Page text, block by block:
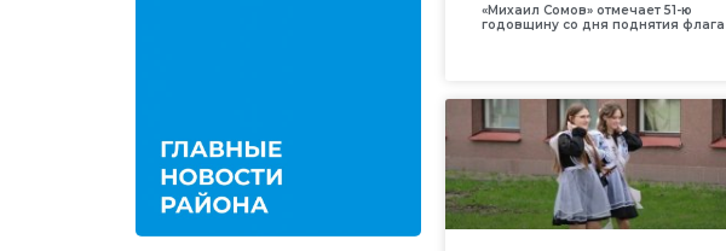
«Михаил Сомов» отмечает 51-ю
годовщину со дня поднятия флага